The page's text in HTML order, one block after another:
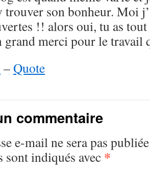
trouver son bonheur. Moi
!! alors oui, tu as
grand merci pour le travail
–Quote
commentaire
e-mail ne sera pas
sont indiqués avec *